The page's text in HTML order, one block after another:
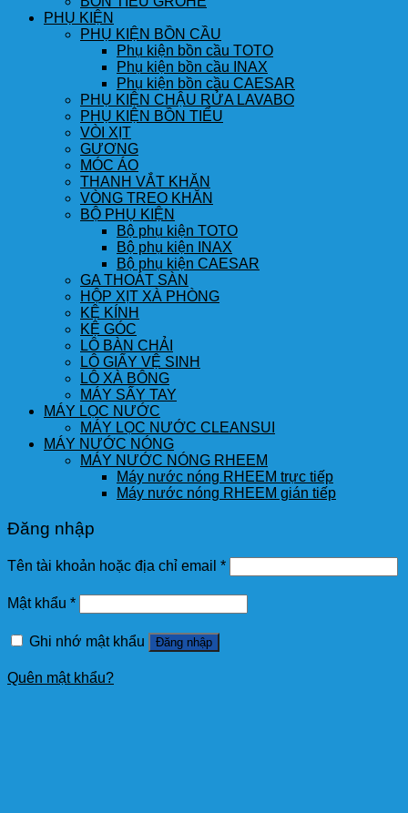
PHỤ KIỆN
PHỤ KIỆN BỒN CẦU
Phụ kiện bồn cầu TOTO
Phụ kiện bồn cầu INAX
Phụ kiện bồn cầu CAESAR
PHỤ KIỆN CHẬU RỬA LAVABO
PHỤ KIỆN BỒN TIỂU
VÒI XỊT
GƯƠNG
MÓC ÁO
THANH VẮT KHĂN
VÒNG TREO KHĂN
BỘ PHỤ KIỆN
Bộ phụ kiện TOTO
Bộ phụ kiện INAX
Bộ phụ kiện CAESAR
GA THOÁT SÀN
HỘP XỊT XÀ PHÒNG
KỆ KÍNH
KỆ GÓC
LÔ BÀN CHẢI
LÔ GIẤY VỆ SINH
LÔ XÀ BÔNG
MÁY SẤY TAY
MÁY LỌC NƯỚC
MÁY LỌC NƯỚC CLEANSUI
MÁY NƯỚC NÓNG
MÁY NƯỚC NÓNG RHEEM
Máy nước nóng RHEEM trực tiếp
Máy nước nóng RHEEM gián tiếp
Đăng nhập
Tên tài khoản hoặc địa chỉ email *
Mật khẩu *
Ghi nhớ mật khẩu Đăng nhập
Quên mật khẩu?